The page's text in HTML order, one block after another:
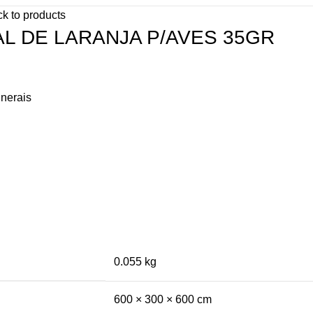
to products
DE LARANJA P/AVES 35GR
0.055 kg
600 × 300 × 600 cm